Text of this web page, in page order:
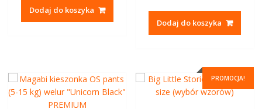
Dodaj do koszyka
Dodaj do koszyka
PROMOCJA!